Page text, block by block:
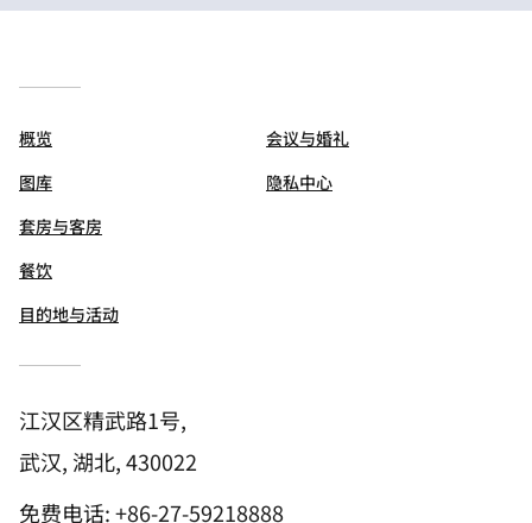
概览
图库
套房与客房
餐饮
目的地与活动
会议与婚礼
隐私中心
江汉区精武路1号,
武汉, 湖北, 430022
免费电话:+86-27-59218888